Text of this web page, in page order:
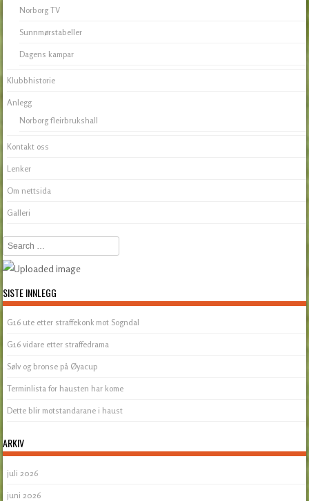
Norborg TV
Sunnmørstabeller
Dagens kampar
Klubbhistorie
Anlegg
Norborg fleirbrukshall
Kontakt oss
Lenker
Om nettsida
Galleri
Search
SISTE INNLEGG
G16 ute etter straffekonk mot Sogndal
G16 vidare etter straffedrama
Sølv og bronse på Øyacup
Terminlista for hausten har kome
Dette blir motstandarane i haust
ARKIV
juli 2026
juni 2026